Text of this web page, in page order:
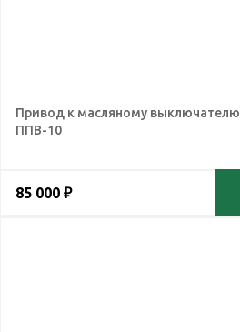
Привод к масляному выключателю
ППВ-10
85 000 ₽